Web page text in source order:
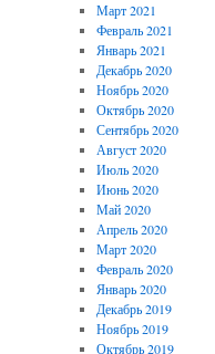
Март 2021
Февраль 2021
Январь 2021
Декабрь 2020
Ноябрь 2020
Октябрь 2020
Сентябрь 2020
Август 2020
Июль 2020
Июнь 2020
Май 2020
Апрель 2020
Март 2020
Февраль 2020
Январь 2020
Декабрь 2019
Ноябрь 2019
Октябрь 2019